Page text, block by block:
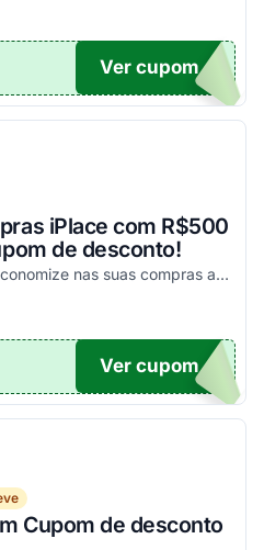
UPOM
Ver cupom
iPlace com R$500
de desconto!
Aproveite agora mesmo e economize nas suas compras acima de R$7.199,99!
500
Ver cupom
Cupom de desconto